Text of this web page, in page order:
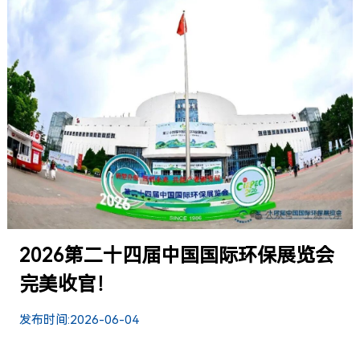
2026第二十四届中国国际环保展览会
完美收官！
发布时间:2026-06-04